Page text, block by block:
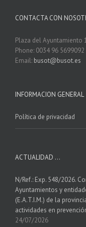
CONTACTA CON
Plaza del Ayuntamiento
Phone: 0034 96 5699092
Email: busot@busot.es
INFORMACION GENERAL
Política de privacidad
ACTUALIDAD …
N/Ref.: Exp. 548/2026.
Ayuntamientos y
(E.A.T.I.M.) de la
actividades en
24/07/2026